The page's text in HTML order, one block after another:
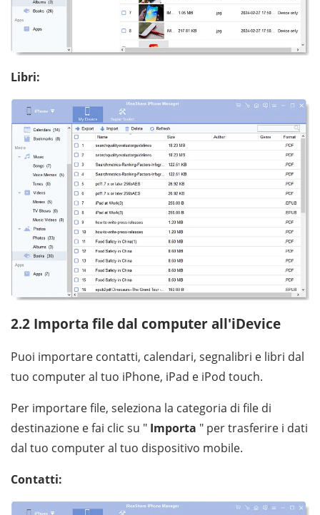
Libri:
2.2 Importa file dal computer all'iDevice
Puoi importare contatti, calendari, segnalibri e libri dal
tuo computer al tuo iPhone, iPad e iPod touch.
Per importare file, seleziona la categoria di file di
destinazione e fai clic su " Importa " per trasferire i dati
dal tuo computer al tuo dispositivo mobile.
Contatti: